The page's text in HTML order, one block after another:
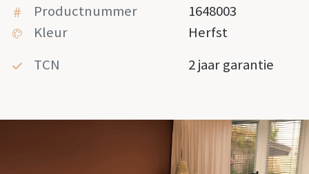
Productnummer
1648003
Kleur
Herfst
TCN
2 jaar garantie